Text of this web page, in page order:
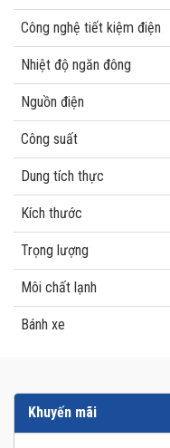
Công nghệ tiết kiệm điện
Nhiệt độ ngăn đông
Nguồn điện
Công suất
Dung tích thực
Kích thước
Trọng lượng
Môi chất lạnh
Bánh xe
Khuyến mãi